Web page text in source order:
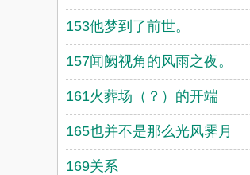
153他梦到了前世。
157闻阙视角的风雨之夜。
161火葬场（？）的开端
165也并不是那么光风霁月
169关系